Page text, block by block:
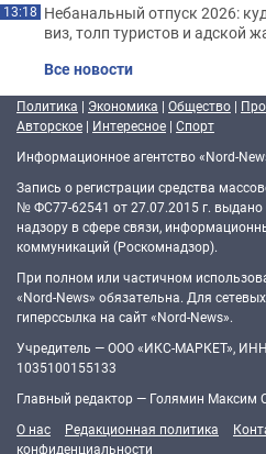
13:18 Небанальный отпуск 2026:
виз, толп туристов и адской
Все новости
Политика | Экономика | Общество |
Авторское | Интересное | Спорт
Информационное агентство «Nord-
Запись о регистрации средства
№ ФС77-62541 от 27.07.2015 г.
надзору в сфере связи,
коммуникаций (Роскомнадзор).
При полном или частичном
«Nord-News» обязательна. Для
гиперссылка на сайт «Nord-News».
Учредитель — ООО «ИКС-МАРКЕТ»,
1035100155133
Главный редактор — Голямин Максим
О нас
Редакционная политика
конфиденциальности